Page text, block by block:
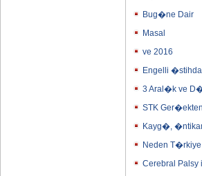
Bug�ne Dair
Masal
ve 2016
Engelli
3 Aral�k ve
STK
Kayg�,
Neden
Cerebral